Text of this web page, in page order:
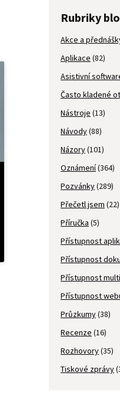
Rubriky
Akce a
Aplikace (82)
Asistivní
Často kladené
Nástroje (13)
Návody(88)
Názory(101)
Oznámení(364)
Pozvánky(289)
Přečetl jsem (22)
Příručka (5)
Přístupnost
Přístupnost
Přístupnost
Přístupnost
Průzkumy(38)
Recenze (16)
Rozhovory(35)
Tiskové zprávy